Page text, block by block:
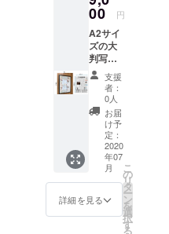
す
2. A2
判とし
た場合
のイ
メージ
を送付
します
のでご
確認を
お願い
しま
す。
（縦横
比を維
00 円
A2サイ
ズの大
判写真
（2枚）
をご支
援のお
返しと
して送
らせて
頂きま
す。 同
一写真2
枚で
も、異
なる写
真1枚ず
支援
者：
0人
お届
け予
定：
2020
年07
月
詳細を見る
こ
の
リ
タ
ー
ン
を
選
択
す
る